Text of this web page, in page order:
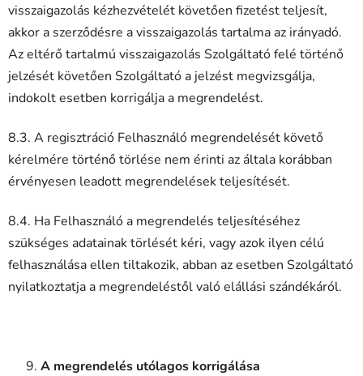
visszaigazolás kézhezvételét követően fizetést teljesít,
akkor a szerződésre a visszaigazolás tartalma az irányadó.
Az eltérő tartalmú visszaigazolás Szolgáltató felé történő
jelzését követően Szolgáltató a jelzést megvizsgálja,
indokolt esetben korrigálja a megrendelést.
8.3. A regisztráció Felhasználó megrendelését követő
kérelmére történő törlése nem érinti az általa korábban
érvényesen leadott megrendelések teljesítését.
8.4. Ha Felhasználó a megrendelés teljesítéséhez
szükséges adatainak törlését kéri, vagy azok ilyen célú
felhasználása ellen tiltakozik, abban az esetben Szolgáltató
nyilatkoztatja a megrendeléstől való elállási szándékáról.
A megrendelés utólagos korrigálása